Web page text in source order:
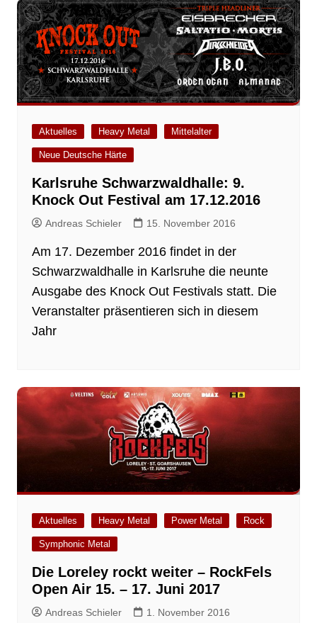
Aktuelles Heavy Metal Mittelalter
Neue Deutsche Härte
Karlsruhe Schwarzwaldhalle: 9.
Knock Out Festival am 17.12.2016
Andreas Schieler 15. November 2016
Am 17. Dezember 2016 findet in der
Schwarzwaldhalle in Karlsruhe die neunte
Ausgabe des Knock Out Festivals statt. Die
Veranstalter präsentieren sich in diesem
Jahr
Aktuelles Heavy Metal Power Metal Rock
Symphonic Metal
Die Loreley rockt weiter – RockFels
Open Air 15. – 17. Juni 2017
Andreas Schieler 1. November 2016